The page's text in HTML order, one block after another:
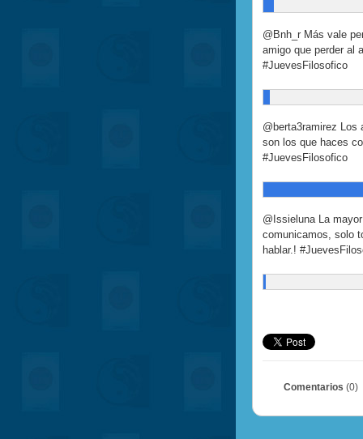
@Bnh_r Más vale
amigo que perder al
#JuevesFilosofico
@berta3ramirez Los
son los que haces
#JuevesFilosofico
@Issieluna La
comunicamos, solo
hablar.!
Comentarios (0)